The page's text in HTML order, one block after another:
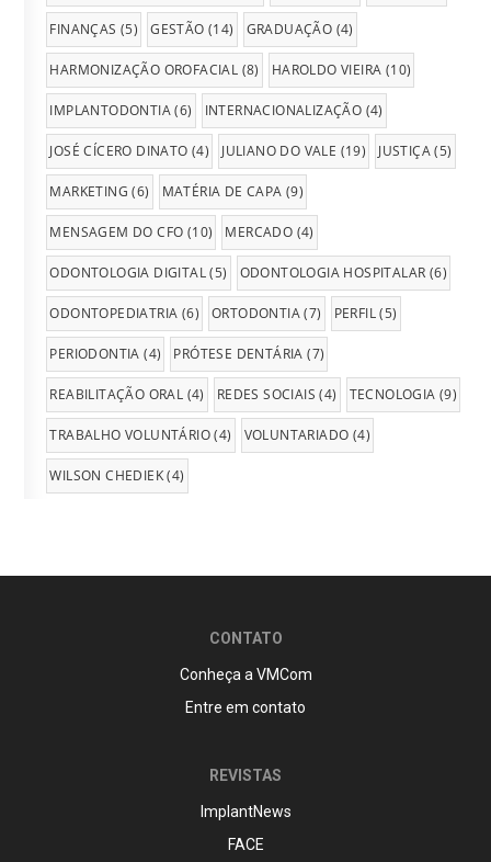
FINANÇAS (5) GESTÃO (14) GRADUAÇÃO (4)
HARMONIZAÇÃO OROFACIAL (8) HAROLDO VIEIRA (10)
IMPLANTODONTIA(6) INTERNACIONALIZAÇÃO (4)
JOSÉ CÍCERO DINATO (4) JULIANO DO VALE (19) JUSTIÇA(5)
MARKETING (6) MATÉRIA DE CAPA (9)
MENSAGEM DO CFO (10) MERCADO (4)
ODONTOLOGIA DIGITAL(5) ODONTOLOGIA HOSPITALAR (6)
ODONTOPEDIATRIA (6) ORTODONTIA(7) PERFIL(5)
PERIODONTIA (4) PRÓTESE DENTÁRIA (7)
REABILITAÇÃO ORAL (4) REDES SOCIAIS (4) TECNOLOGIA (9)
TRABALHO VOLUNTÁRIO(4) VOLUNTARIADO (4)
WILSON CHEDIEK(4)
CONTATO
Conheça a VMCom
Entre em contato
REVISTAS
ImplantNews
FACE